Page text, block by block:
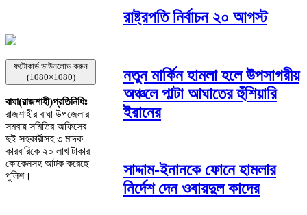
ফটোকার্ড ডাউনলোড করুন
(1080×1080)
বাঘা(রাজশাহী)প্রতিনিধিঃ
রাজশাহীর বাঘা উপজেলার
সমবায় সমিতির অফিসের
দুই সহকারীসহ ৩ মাদক
কারবারিকে ২০ লাখ টাকার
কোকেনসহ আটক করেছে
পুলিশ।
রাষ্ট্রপতি নির্বাচন ২০ আগস্ট
নতুন মার্কিন হামলা হলে উপসাগরীয়
অঞ্চলে পাল্টা আঘাতের হুঁশিয়ারি
ইরানের
সাদ্দাম-ইনানকে ফোনে হামলার
নির্দেশ দেন ওবায়দুল কাদের